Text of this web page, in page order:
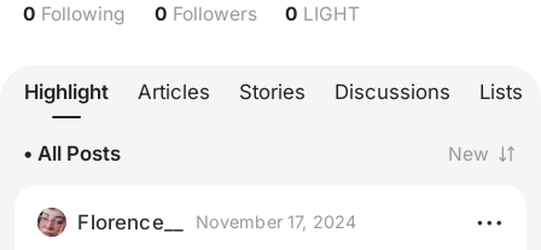
0 Following 0 Followers 0 LIGHT
Highlight Articles Stories Discussions Lists
• All Posts New
Florence__ November 17, 2024